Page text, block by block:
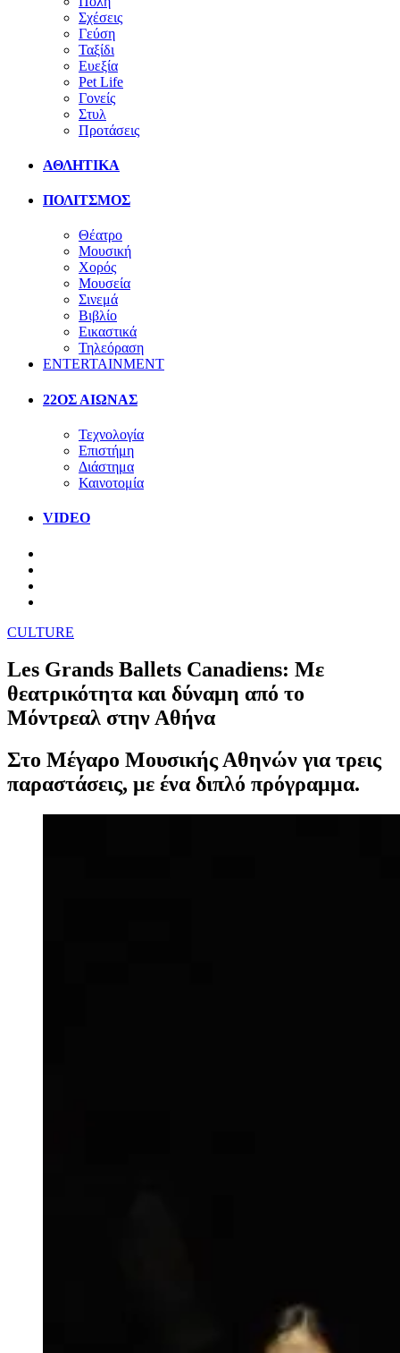
Σχέσεις
Γεύση
Ταξίδι
Ευεξία
Pet Life
Γονείς
Στυλ
Προτάσεις
ΑΘΛΗΤΙΚΑ
ΠΟΛΙΤΣΜΟΣ
Θέατρο
Μουσική
Χορός
Μουσεία
Σινεμά
Βιβλίο
Εικαστικά
Τηλεόραση
ENTERTAINMENT
22ΟΣ ΑΙΩΝΑΣ
Τεχνολογία
Επιστήμη
Διάστημα
Καινοτομία
VIDEO
CULTURE
Les Grands Ballets Canadiens: Με
θεατρικότητα και δύναμη από το
Μόντρεαλ στην Αθήνα
Στο Μέγαρο Μουσικής Αθηνών για τρεις
παραστάσεις, με ένα διπλό πρόγραμμα.